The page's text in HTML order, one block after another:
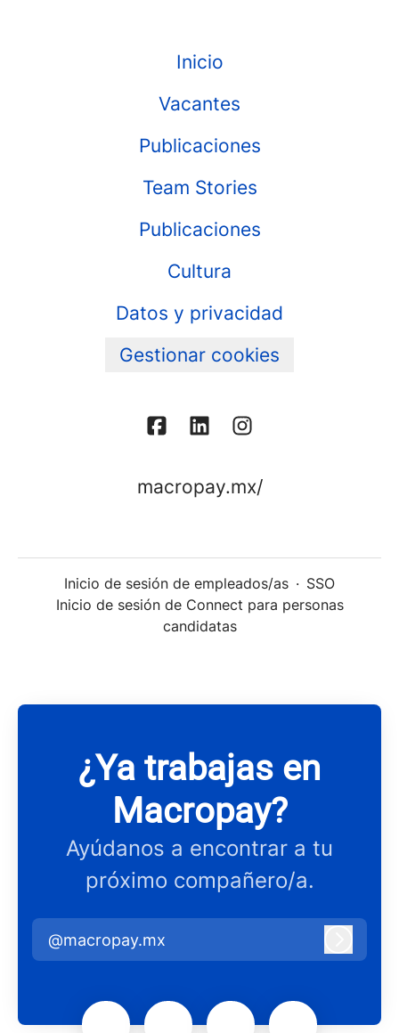
Inicio
Vacantes
Publicaciones
Team Stories
Publicaciones
Cultura
Datos y privacidad
Gestionar cookies
macropay.mx/
Inicio de sesión de empleados/as · SSO
Inicio de sesión de Connect para personas
candidatas
¿Ya trabajas en
Macropay?
Ayúdanos a encontrar a tu
próximo compañero/a.
@macropay.mx